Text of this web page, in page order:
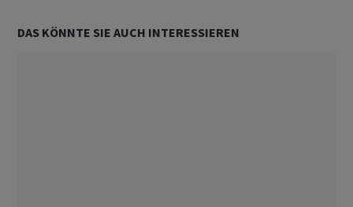
DAS KÖNNTE SIE AUCH INTERESSIEREN